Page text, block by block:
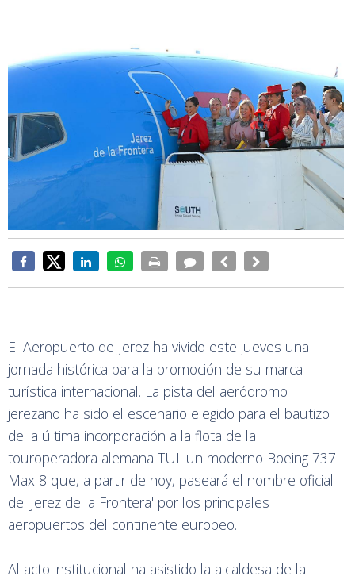
El Aeropuerto de Jerez ha vivido este jueves una
jornada histórica para la promoción de su marca
turística internacional. La pista del aeródromo
jerezano ha sido el escenario elegido para el bautizo
de la última incorporación a la flota de la
touroperadora alemana TUI: un moderno Boeing 737-
Max 8 que, a partir de hoy, paseará el nombre oficial
de 'Jerez de la Frontera' por los principales
aeropuertos del continente europeo.
Al acto institucional ha asistido la alcaldesa de la